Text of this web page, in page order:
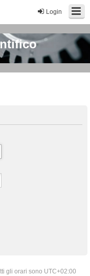
Login
gli orari sono UTC+02:00